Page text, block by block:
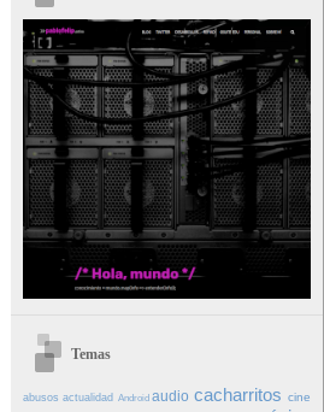
Temas
abusosactualidad Androidaudio cacharritos cine